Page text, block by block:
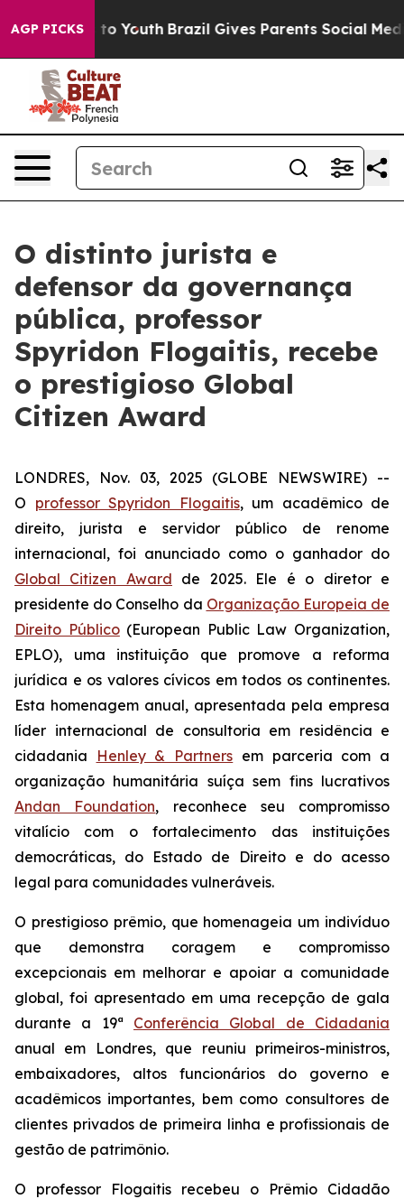
AGP PICKS
Harms to Youth Brazil Gives Parents Social Media
O distinto jurista e
defensor da governança
pública, professor
Spyridon Flogaitis, recebe
o prestigioso Global
Citizen Award
LONDRES, Nov. 03, 2025 (GLOBE NEWSWIRE) --
O professor Spyridon Flogaitis, um acadêmico de
direito, jurista e servidor público de renome
internacional, foi anunciado como o ganhador do
Global Citizen Award de 2025. Ele é o diretor e
presidente do Conselho da Organização Europeia de
Direito Público(European Public Law Organization,
EPLO), uma instituição que promove a reforma
jurídica e os valores cívicos em todos os continentes.
Esta homenagem anual, apresentada pela empresa
líder internacional de consultoria em residência e
cidadania
Henley & Partners em parceria com a
organização humanitária suíça sem fins lucrativos
Andan Foundation, reconhece seu compromisso
vitalício com o fortalecimento das instituições
democráticas, do Estado de Direito e do acesso
legal para comunidades vulneráveis.
O prestigioso prêmio, que homenageia um indivíduo
que demonstra coragem e compromisso
excepcionais em melhorar e apoiar a comunidade
global, foi apresentado em uma recepção de gala
durante a 19ª Conferência Global de Cidadania
anual em Londres, que reuniu primeiros-ministros,
embaixadores, altos funcionários do governo e
acadêmicos importantes, bem como consultores de
clientes privados de primeira linha e profissionais de
gestão de patrimônio.
O professor Flogaitis recebeu o Prêmio Cidadão